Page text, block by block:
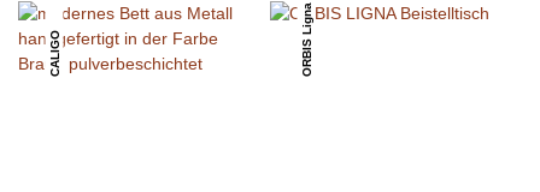
CALIGO ORBIS Ligna